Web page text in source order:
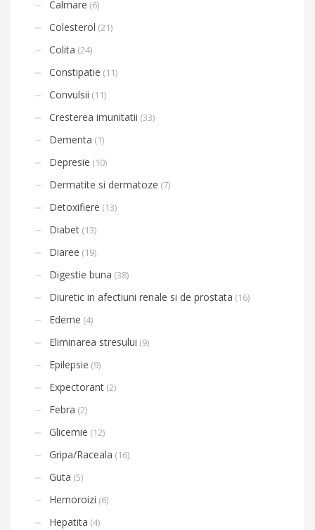
Calmare (6)
Colesterol (21)
Colita (24)
Constipatie (11)
Convulsii (11)
Cresterea imunitatii (33)
Dementa (1)
Depresie (10)
Dermatite si dermatoze (7)
Detoxifiere (13)
Diabet (13)
Diaree (19)
Digestie buna (38)
Diuretic in afectiuni renale si de prostata (16)
Edeme (4)
Eliminarea stresului (9)
Epilepsie (9)
Expectorant (2)
Febra (2)
Glicemie (12)
Gripa/Raceala (16)
Guta (5)
Hemoroizi (6)
Hepatita (4)